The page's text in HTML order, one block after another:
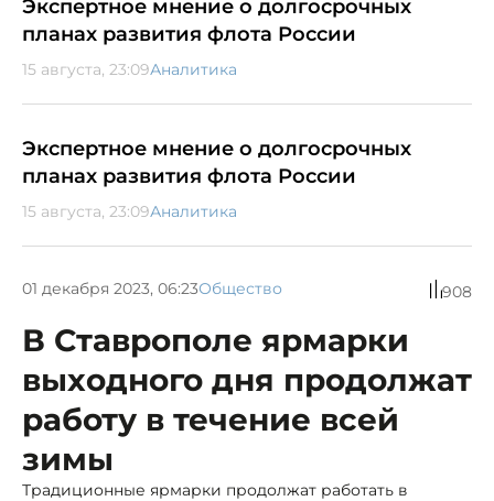
Экспертное мнение о долгосрочных
планах развития флота России
15 августа, 23:09Аналитика
Экспертное мнение о долгосрочных
планах развития флота России
15 августа, 23:09Аналитика
01 декабря 2023, 06:23Общество 908
В Ставрополе ярмарки
выходного дня продолжат
работу в течение всей
зимы
Традиционные ярмарки продолжат работать в